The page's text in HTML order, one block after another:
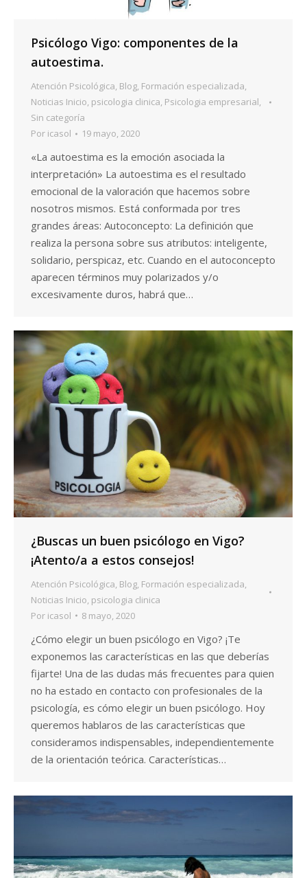
Psicólogo Vigo: componentes de la
autoestima.
Atención Psicológica, Blog, Formación especializada,
Noticias Inicio, psicologia clinica, Psicologia empresarial,
Sin categoría
Por icasol 19 mayo, 2020
«La autoestima es la emoción asociada la
interpretación» La autoestima es el resultado
emocional de la valoración que hacemos sobre
nosotros mismos. Está conformada por tres
grandes áreas: Autoconcepto: La definición que
realiza la persona sobre sus atributos: inteligente,
solidario, perspicaz, etc. Cuando en el autoconcepto
aparecen términos muy polarizados y/o
excesivamente duros, habrá que…
¿Buscas un buen psicólogo en Vigo?
¡Atento/a a estos consejos!
Atención Psicológica, Blog, Formación especializada,
Noticias Inicio, psicologia clinica
Por icasol 8 mayo, 2020
¿Cómo elegir un buen psicólogo en Vigo? ¡Te
exponemos las características en las que deberías
fijarte! Una de las dudas más frecuentes para quien
no ha estado en contacto con profesionales de la
psicología, es cómo elegir un buen psicólogo. Hoy
queremos hablaros de las características que
consideramos indispensables, independientemente
de la orientación teórica. Características…